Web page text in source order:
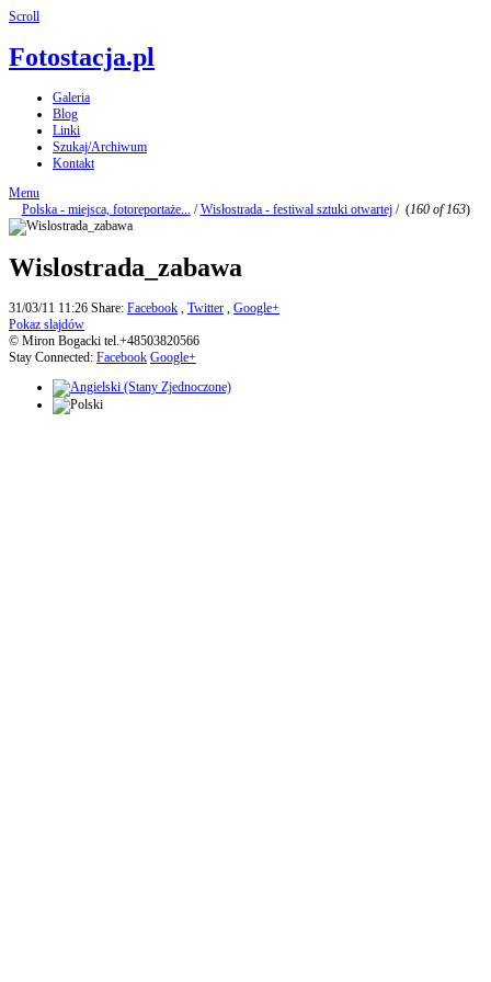
Scroll
Fotostacja.pl
Galeria
Blog
Linki
Szukaj/Archiwum
Kontakt
Menu
Polska - miejsca, fotoreportaże... /Wisłostrada - festiwal sztuki otwartej/ (160 of 163)
Wislostrada_zabawa
31/03/11 11:26 Share: Facebook , Twitter , Google+
Pokaz slajdów
© Miron Bogacki tel.+48503820566
Stay Connected: Facebook Google+